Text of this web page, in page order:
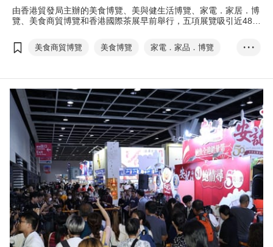
由香港貿發局主辦的美食博覽、美與健生活博覽、家電．家居．博
覽、美食商貿博覽和香港國際茶展早前舉行，五項展覽吸引近48萬
美食商貿博覽 美食博覽
家電．家品．博覽
張淑芬
EXHIBITION+ 商對易 掃碼易
• • •